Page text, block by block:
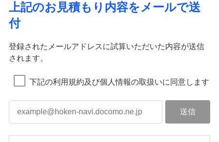
上記のお見積もり内容をメールで送
付
登録されたメールアドレスに試算いただいた内容が送信
されます。
下記の利用規約及び個人情報の取扱いに同意します